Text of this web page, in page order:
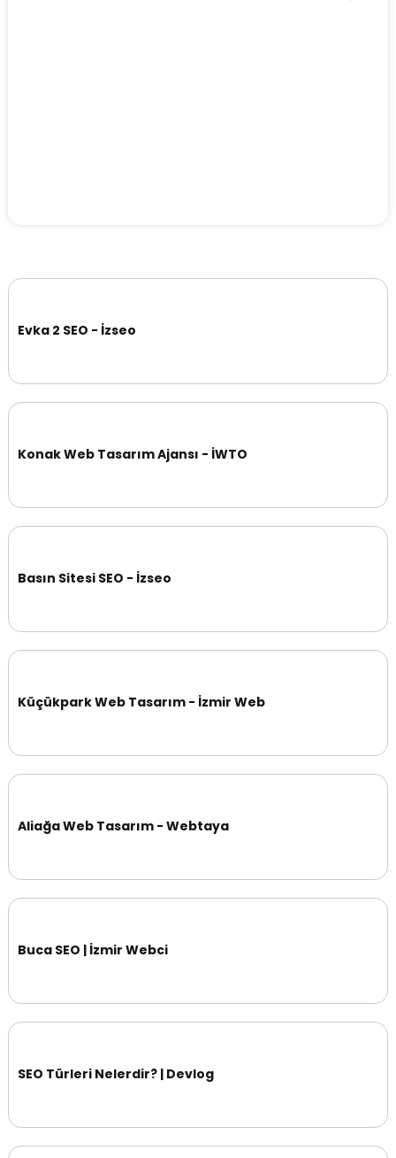
Evka 2 SEO - İzseo
Konak Web Tasarım Ajansı - İWTO
Basın Sitesi SEO - İzseo
Küçükpark Web Tasarım - İzmir Web
Aliağa Web Tasarım - Webtaya
Buca SEO | İzmir Webci
SEO Türleri Nelerdir? | Devlog